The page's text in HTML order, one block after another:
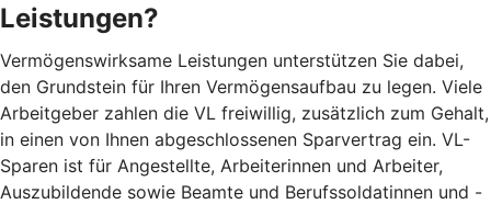
Leistungen?
Vermögenswirksame Leistungen unterstützen Sie dabei,
den Grundstein für Ihren Vermögensaufbau zu legen. Viele
Arbeitgeber zahlen die VL freiwillig, zusätzlich zum Gehalt,
in einen von Ihnen abgeschlossenen Sparvertrag ein. VL-
Sparen ist für Angestellte, Arbeiterinnen und Arbeiter,
Auszubildende sowie Beamte und Berufssoldatinnen und -